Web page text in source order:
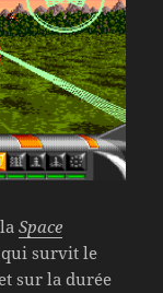
Space
qui survit le
sur la durée